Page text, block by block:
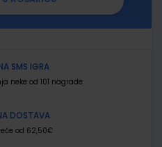
SMS IGRA
neke od 101 nagrade
DOSTAVA
od 62,50€